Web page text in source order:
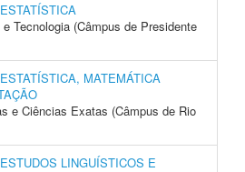
Tecnologia (Câmpus de Presidente
MATEMÁTICA
e Ciências Exatas (Câmpus de Rio
LINGUÍSTICOS E